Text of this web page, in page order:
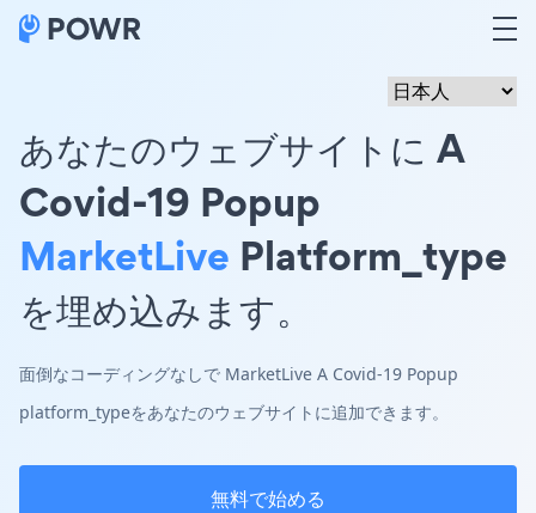
あなたのウェブサイトに A
Covid-19 Popup
MarketLive Platform_type
を埋め込みます。
面倒なコーディングなしで MarketLive A Covid-19 Popup
platform_typeをあなたのウェブサイトに追加できます。
無料で始める